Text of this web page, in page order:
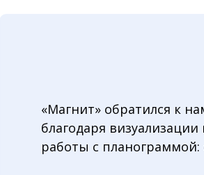
«Магнит» обратился к
благодаря
работы с планограммой: